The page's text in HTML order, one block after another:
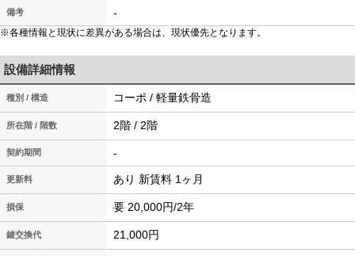
備考 -
※各種情報と現状に差異がある場合は、現状優先となります。
設備詳細情報
種別 / 構造 コーポ / 軽量鉄骨造
所在階 / 階数 2階 / 2階
契約期間 -
更新料 あり 新賃料 1ヶ月
損保 要 20,000円/2年
鍵交換代 21,000円